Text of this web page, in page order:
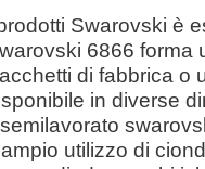
Swarovski è
6866 forma
di fabbrica o
in diverse
utilizzo di